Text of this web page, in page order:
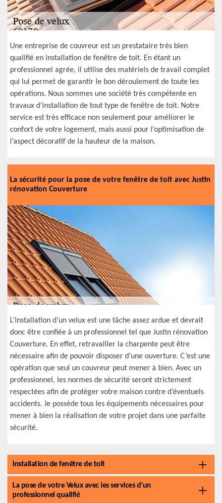
Une entreprise de couvreur est un prestataire très bien
qualifié en installation de fenêtre de toit. En étant un
professionnel agrée, il utilise des matériels de travail complet
qui lui permet de garantir le bon déroulement de toute les
opérations. Nous sommes une société très compétente en
travaux d’installation de tout type de fenêtre de toit. Notre
service est très efficace non seulement pour améliorer le
confort de votre logement, mais aussi pour l’optimisation de
l’aspect décoratif de la hauteur de la maison.
La sécurité pour la pose de votre fenêtre de toit avec Justin
rénovation Couverture
L’installation d’un velux est une tâche assez ardue et devrait
donc être confiée à un professionnel tel que Justin rénovation
Couverture. En effet, retravailler la charpente peut être
nécessaire afin de pouvoir disposer d’une ouverture. C’est une
opération que seul un couvreur peut mener à bien. Avec un
professionnel, les normes de sécurité seront strictement
respectées afin de protéger votre maison contre d’éventuels
accidents. Je possède tous les équipements nécessaires pour
mener à bien la réalisation de votre projet dans une parfaite
sécurité.
Installation de fenêtre de toit
La pose de votre Velux avec les services d’un
professionnel qualifié